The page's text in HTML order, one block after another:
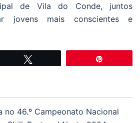
de Vila do Conde, juntos
jovens mais conscientes e
no 46.º Campeonato Nacional